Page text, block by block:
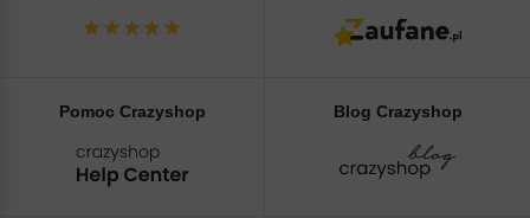
Pomoc Crazyshop Blog Crazyshop